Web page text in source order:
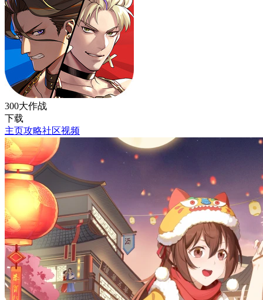
300大作战
下载
主页攻略社区视频